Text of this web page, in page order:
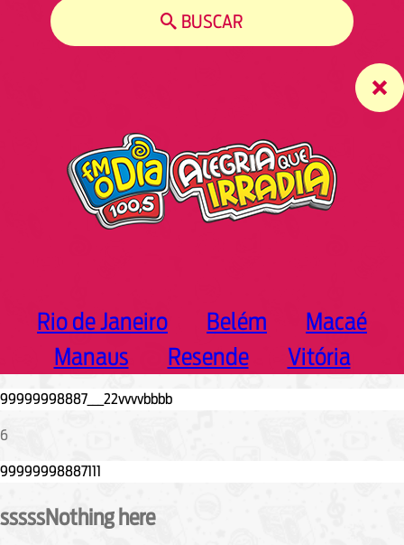
BUSCAR
Rio de Janeiro Belém
Macaé
Manaus
Resende Vitória
6
sssssNothing here